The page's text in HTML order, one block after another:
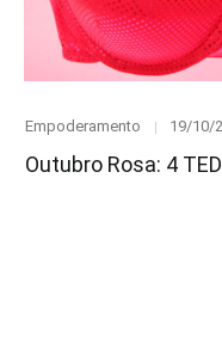
Category
Empoderamento
Posted
19/10/
Outubro Rosa: 4